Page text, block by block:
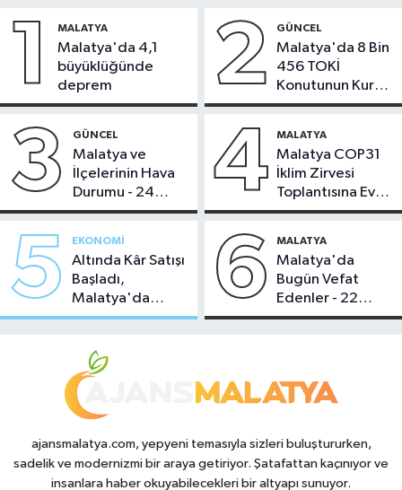
1 MALATYA
Malatya'da 4,1
büyüklüğünde
deprem
2 GÜNCEL
Malatya'da 8 Bin
456 TOKİ
Konutunun Kurası
Bugün Çekiliyor
3 GÜNCEL
Malatya ve
İlçelerinin Hava
Durumu - 24
Temmuz 2026
4 MALATYA
Malatya COP31
İklim Zirvesi
Toplantısına Ev
Sahipliği Yaptı
5 EKONOMI
Altında Kâr Satışı
Başladı,
Malatya'da
Makas Ne
6 MALATYA
Malatya'da
Bugün Vefat
Edenler - 22
Temmuz 2026
ajansmalatya.com, yepyeni temasıyla sizleri buluştururken,
sadelik ve modernizmi bir araya getiriyor. Şatafattan kaçınıyor ve
insanlara haber okuyabilecekleri bir altyapı sunuyor.